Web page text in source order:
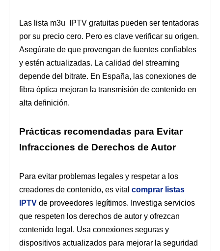
Las lista m3u IPTV gratuitas pueden ser tentadoras
por su precio cero. Pero es clave verificar su origen.
Asegúrate de que provengan de fuentes confiables
y estén actualizadas. La calidad del streaming
depende del bitrate. En España, las conexiones de
fibra óptica mejoran la transmisión de contenido en
alta definición.
Prácticas recomendadas para Evitar
Infracciones de Derechos de Autor
Para evitar problemas legales y respetar a los
creadores de contenido, es vital comprar listas
IPTV de proveedores legítimos. Investiga servicios
que respeten los derechos de autor y ofrezcan
contenido legal. Usa conexiones seguras y
dispositivos actualizados para mejorar la seguridad